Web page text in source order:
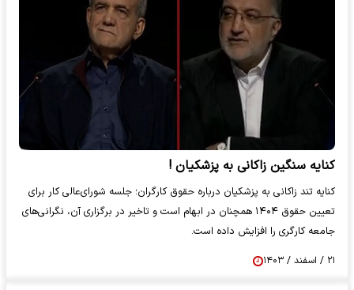
کنایه سنگین زاکانی به پزشکیان !
کنایه تند زاکانی به پزشکیان درباره حقوق کارگران؛ جلسه شورای‌عالی کار برای
تعیین حقوق ۱۴۰۴ همچنان در ابهام است و تاخیر در برگزاری آن، نگرانی‌های
جامعه کارگری را افزایش داده است.
۲۱ / اسفند / ۱۴۰۳